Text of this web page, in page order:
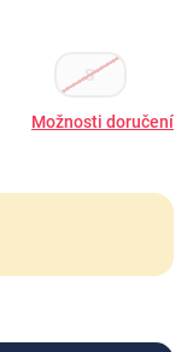
S
Možnosti doručení